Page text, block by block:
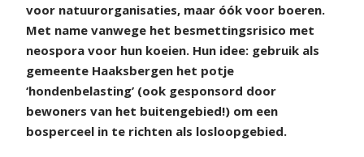
voor natuurorganisaties, maar óók voor boeren.
Met name vanwege het besmettingsrisico met
neospora voor hun koeien. Hun idee: gebruik als
gemeente Haaksbergen het potje
‘hondenbelasting’ (ook gesponsord door
bewoners van het buitengebied!) om een
bosperceel in te richten als losloopgebied.